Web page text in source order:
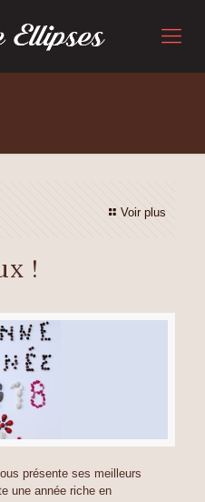
Voir plus
!
présente ses meilleurs
une année riche en